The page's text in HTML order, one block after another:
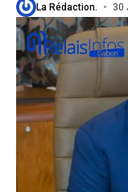
La Rédaction. 30